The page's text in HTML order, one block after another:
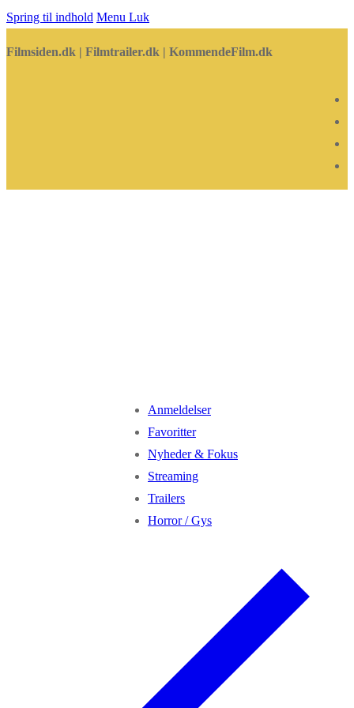
Spring til indhold Menu Luk
Filmsiden.dk | Filmtrailer.dk | KommendeFilm.dk
Anmeldelser
Favoritter
Nyheder & Fokus
Streaming
Trailers
Horror / Gys